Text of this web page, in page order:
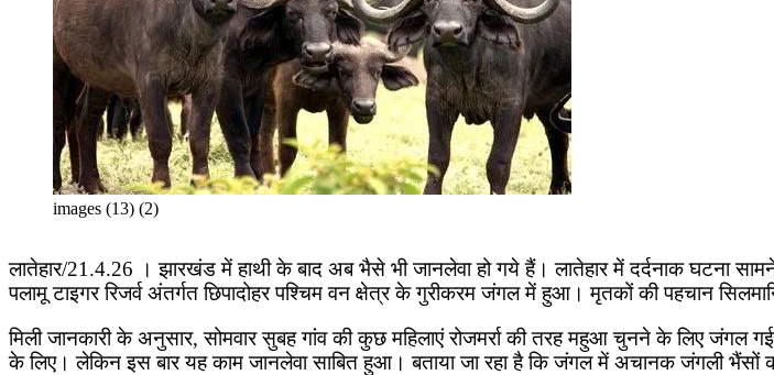
images (13) (2)
लातेहार/21.4.26 । झारखंड में हाथी के बाद अब भैसे भी जानलेवा हो गये हैं। लातेहार में दर्दनाक
पलामू टाइगर रिजर्व अंतर्गत छिपादोहर पश्चिम वन क्षेत्र के गुरीकरम जंगल में हुआ। मृतकों की पहचान
मिली जानकारी के अनुसार, सोमवार सुबह गांव की कुछ महिलाएं रोजमर्रा की तरह महुआ चुनने के लिए जंगल
के लिए। लेकिन इस बार यह काम जानलेवा साबित हुआ। बताया जा रहा है कि जंगल में अचानक जंगली